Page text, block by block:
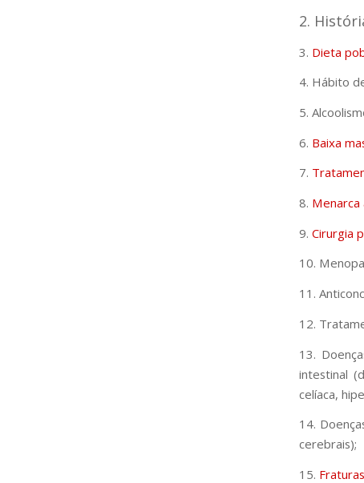
2.
3. Dieta
4. Hábito
5.
6. Baixa
7.
8.
9. Cirurgia
10.
11.
12.
13.
intestinal
celíaca,
14.
cerebrais);
15.